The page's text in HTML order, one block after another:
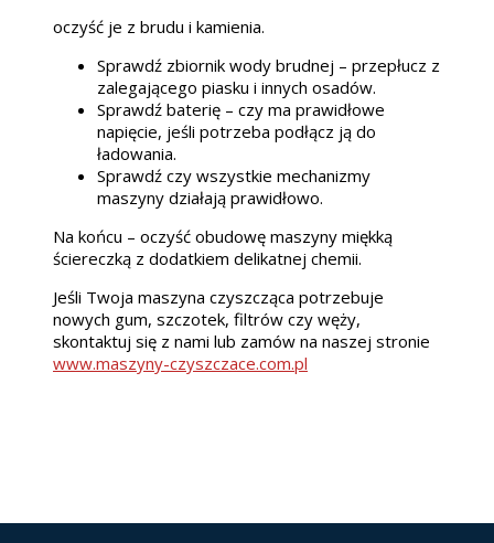
oczyść je z brudu i kamienia.
Sprawdź zbiornik wody brudnej – przepłucz z
zalegającego piasku i innych osadów.
Sprawdź baterię – czy ma prawidłowe
napięcie, jeśli potrzeba podłącz ją do
ładowania.
Sprawdź czy wszystkie mechanizmy
maszyny działają prawidłowo.
Na końcu – oczyść obudowę maszyny miękką
ściereczką z dodatkiem delikatnej chemii.
Jeśli Twoja maszyna czyszcząca potrzebuje
nowych gum, szczotek, filtrów czy węży,
skontaktuj się z nami lub zamów na naszej stronie
www.maszyny-czyszczace.com.pl